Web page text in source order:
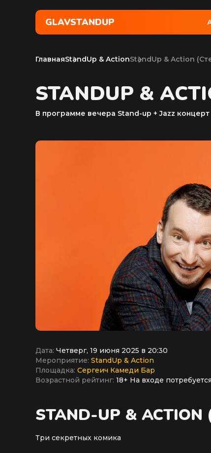
GLAVSTANDUP
ГлавнаяStandUp & ActionStandUp & Action
STANDUP &
В программе вечера Stand-up + Jazz концерт
Дата: Четверг, 19 июня 2025 в 20:30
Мероприятие: StandUp & Action
Площадка: Сергеич Камеди Бар
Возрастной рейтинг: 18+ На входе
STAND-UP &
Три секретных комика